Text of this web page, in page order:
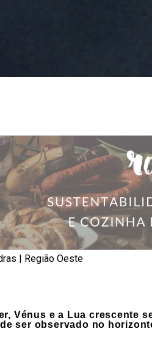
| Região Oeste
Vénus e a Lua crescente
ser observado no